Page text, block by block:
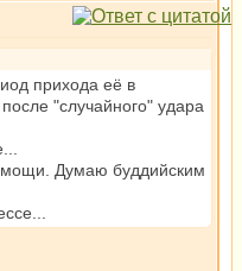
прихода её в
"случайного" удара
Думаю буддийским